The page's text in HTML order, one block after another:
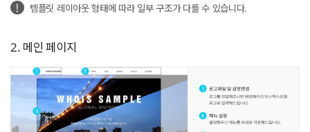
템플릿 레이아웃 형태에 따라 일부 구조가 다를 수 있습니다.
2. 메인 페이지